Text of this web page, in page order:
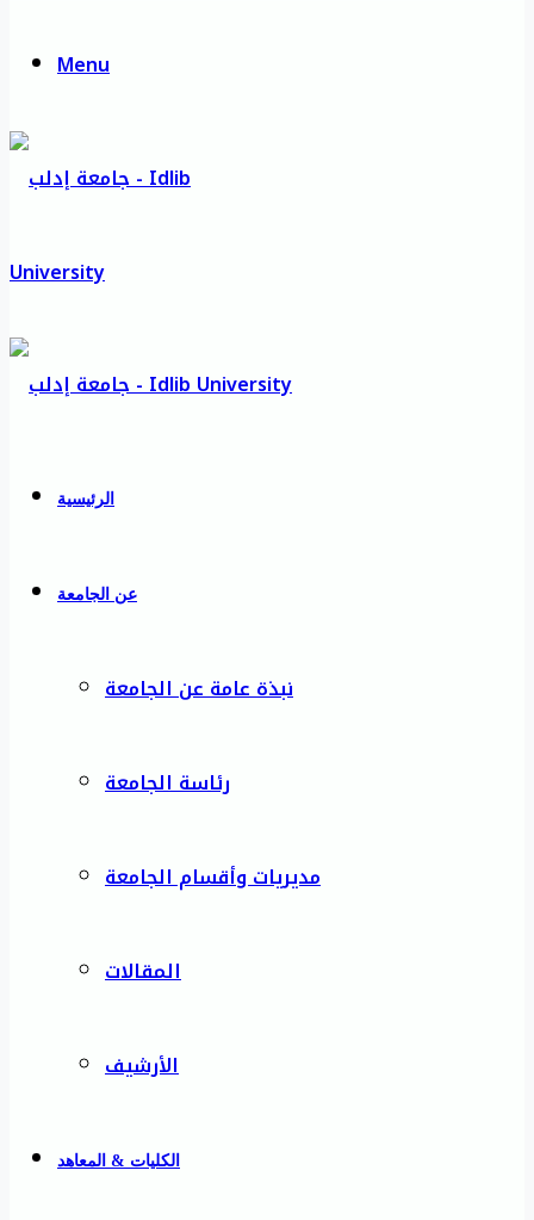
Menu
الرئيسية
عن الجامعة
نبذة عامة عن الجامعة
رئاسة الجامعة
مديريات وأقسام الجامعة
المقالات
الأرشيف
الكليات & المعاهد